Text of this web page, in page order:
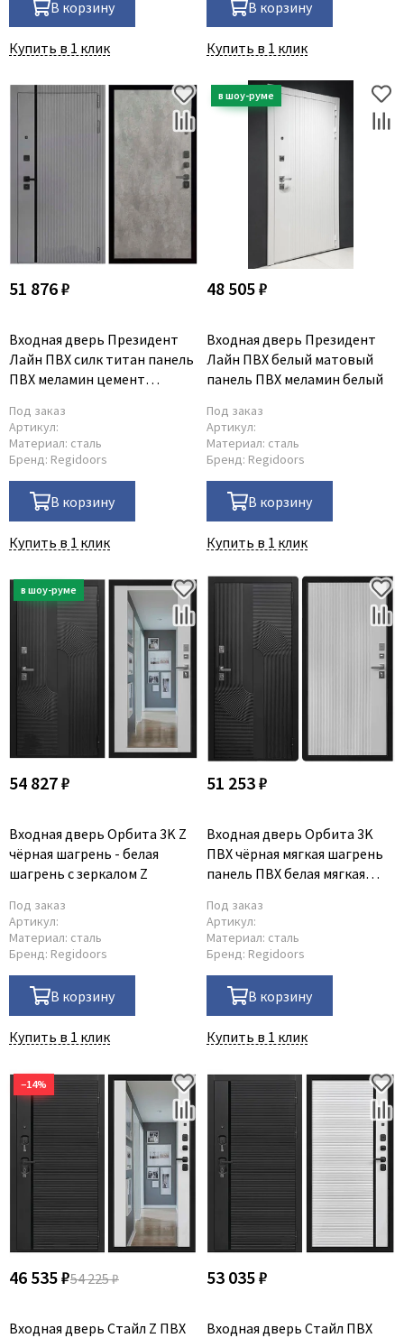
В корзину
Купить в 1 клик
В корзину
Купить в 1 клик
51 876 ₽
Входная дверь Президент
Лайн ПВХ силк титан панель
ПВХ меламин цемент
Под заказ
Артикул:
Материал: сталь
Бренд: Regidoors
В корзину
Купить в 1 клик
48 505 ₽
Входная дверь Президент
Лайн ПВХ белый матовый
панель ПВХ меламин белый
Под заказ
Артикул:
Материал: сталь
Бренд: Regidoors
В корзину
Купить в 1 клик
54 827 ₽
Входная дверь Орбита 3K Z
чёрная шагрень - белая
шагрень с зеркалом Z
Под заказ
Артикул:
Материал: сталь
Бренд: Regidoors
В корзину
Купить в 1 клик
51 253 ₽
Входная дверь Орбита 3K
ПВХ чёрная мягкая шагрень
панель ПВХ белая мягкая
Под заказ
Артикул:
Материал: сталь
Бренд: Regidoors
В корзину
Купить в 1 клик
−14%
46 535 ₽54 225 ₽
Входная дверь Стайл Z ПВХ
53 035 ₽
Входная дверь Стайл ПВХ